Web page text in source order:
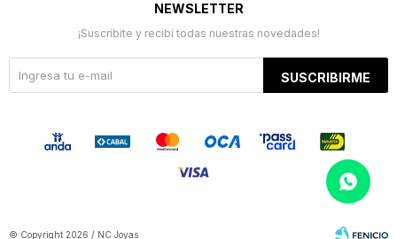
NEWSLETTER
¡Suscribite y recibí todas nuestras novedades!
SUSCRIBIRME
© Copyright 2026 / NC Joyas